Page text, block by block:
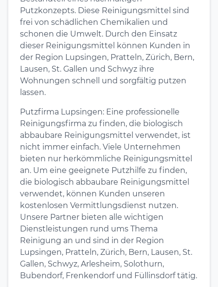
Putzkonzepts. Diese Reinigungsmittel sind
frei von schädlichen Chemikalien und
schonen die Umwelt. Durch den Einsatz
dieser Reinigungsmittel können Kunden in
der Region Lupsingen, Pratteln, Zürich, Bern,
Lausen, St. Gallen und Schwyz ihre
Wohnungen schnell und sorgfältig putzen
lassen.
Putzfirma Lupsingen: Eine professionelle
Reinigungsfirma zu finden, die biologisch
abbaubare Reinigungsmittel verwendet, ist
nicht immer einfach. Viele Unternehmen
bieten nur herkömmliche Reinigungsmittel
an. Um eine geeignete Putzhilfe zu finden,
die biologisch abbaubare Reinigungsmittel
verwendet, können Kunden unseren
kostenlosen Vermittlungsdienst nutzen.
Unsere Partner bieten alle wichtigen
Dienstleistungen rund ums Thema
Reinigung an und sind in der Region
Lupsingen, Pratteln, Zürich, Bern, Lausen, St.
Gallen, Schwyz, Arlesheim, Solothurn,
Bubendorf, Frenkendorf und Füllinsdorf tätig.